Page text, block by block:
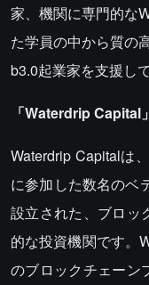
家、機関に専門的な
た学員の中から質の
b3.0起業家を支援し
「Waterdrip Capital」
Waterdrip Capitalは
に参加した数名のベ
設立された、ブロッ
的な投資機関です。
のブロックチェーン